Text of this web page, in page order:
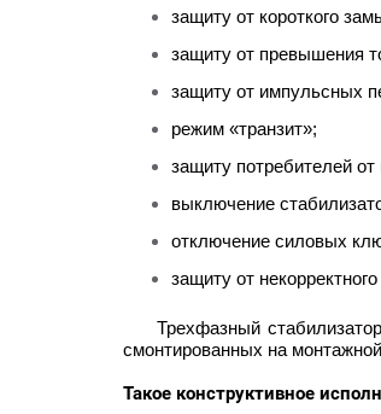
защиту от короткого
защиту от превышения
защиту от импульсных
режим «транзит»;
защиту потребителей
выключение
отключение силовых
защиту от
Трехфазный стабилизатор
смонтированных на
Такое конструктивное